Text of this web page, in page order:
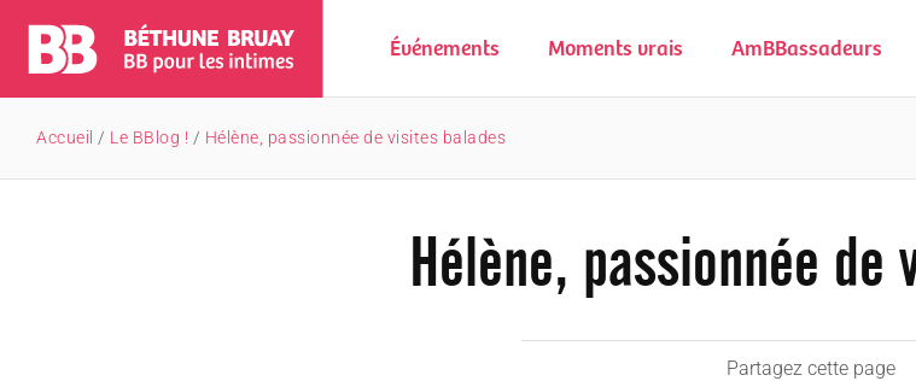
Événements Moments vrais AmBBassadeurs
Accueil / Le BBlog ! / Hélène, passionnée de visites balades
Hélène, passionnée de
Partagez cette page